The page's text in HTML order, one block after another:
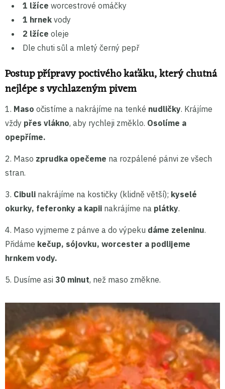
1 lžíce worcestrové omáčky
1 hrnek vody
2 lžíce oleje
Dle chuti sůl a mletý černý pepř
Postup přípravy poctivého kaťáku, který chutná
nejlépe s vychlazeným pivem
1. Maso očistíme a nakrájíme na tenké nudličky. Krájíme
vždy přes vlákno, aby rychleji změklo. Osolíme a
opepříme.
2. Maso zprudka opečeme na rozpálené pánvi ze všech
stran.
3. Cibuli nakrájíme na kostičky (klidně větší); kyselé
okurky, feferonky a kapii nakrájíme na plátky.
4. Maso vyjmeme z pánve a do výpeku dáme zeleninu.
Přidáme kečup, sójovku, worcester a podlijeme
hrnkem vody.
5. Dusíme asi 30 minut, než maso změkne.